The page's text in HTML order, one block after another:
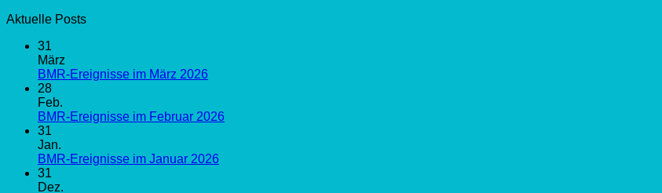
Aktuelle Posts
31
März
BMR-Ereignisse im März 2026
28
Feb.
BMR-Ereignisse im Februar 2026
31
Jan.
BMR-Ereignisse im Januar 2026
31
Dez.